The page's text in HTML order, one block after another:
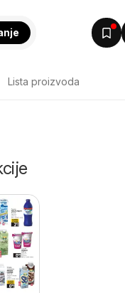
Lista proizvoda